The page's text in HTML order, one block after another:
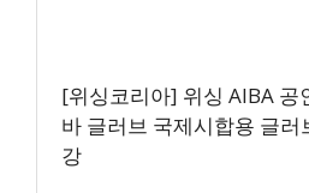
[위싱코리아] 위싱 AIBA 공
바 글러브 국제시합용 글러
강